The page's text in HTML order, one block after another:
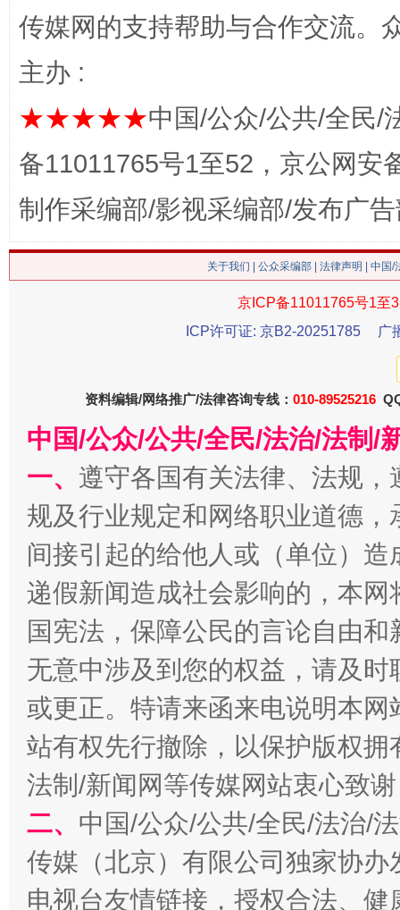
在谋一域中谋全局
今
习近平的博鳌关键词
魏明亮
传媒网的支持帮助与合作交流。
主办 :
★★★★★中国/公众/公共/全民/
备11011765号1至52，京公网安
制作采编部/影视采编部/发布广
关于我们 公众采编部 法律声明 | 中国
京ICP备11011765号1至
ICP许可证: 京B2-20251785
广
资料编辑/网络推广/法律咨询专线： 010-89525216
中国/公众/公共/全民/法治/法制/
一、 遵守各国有关法律、法规
规及行业规定和网络职业道德
间接引起的给他人或（单位）
递假新闻造成社会影响的，本
国宪法，保障公民的言论自由
无意中涉及到您的权益，请及
或更正。特请来函来电说明本
站有权先行撤除，以保护版权
法制/新闻网等传媒网站衷心致
二、 中国/公众/公共/全民/法治/
传媒（北京）有限公司独家协
电视台友情链接，授权合法、